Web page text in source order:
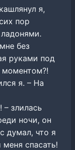
я,
пор
без
руками под
моментом?!
я. – На
злилась
ночи, он
думал, что я
спасать!